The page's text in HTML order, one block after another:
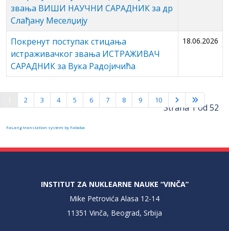
звања ВИШИ НАУЧНИ САРАДНИК за др
Слађану Меселџију
Покренут поступак стицања
истраживачког звања ИСТРАЖИВАЧ
САРАДНИК за Вука Радојичића
18.06.2026
Strana 1 od 52
2 3 4 5 6 7 8 9 10
FaLang translation system by Faboba
INSTITUT ZA NUKLEARNE NAUKE “VINČA”
Mike Petrovića Alasa 12-14
11351 Vinča, Beograd, Srbija